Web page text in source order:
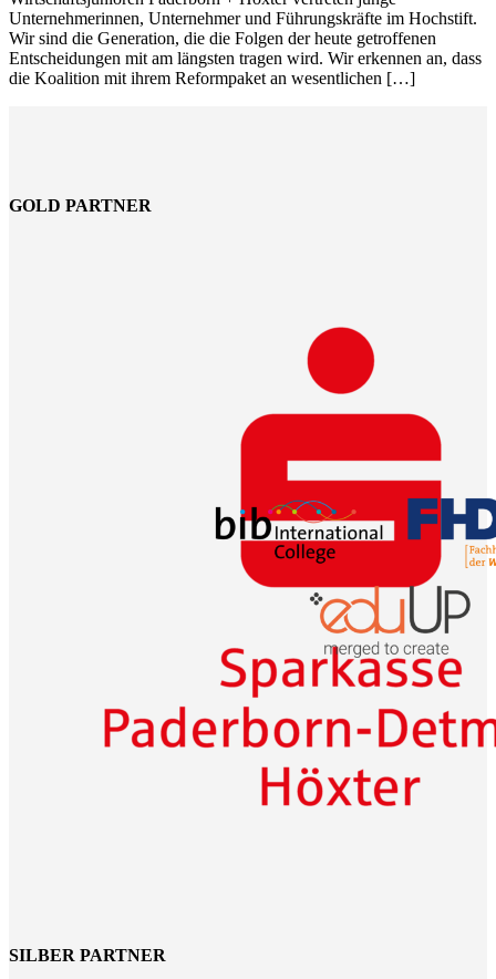
Unternehmerinnen, Unternehmer und Führungskräfte im Hochstift.
Wir sind die Generation, die die Folgen der heute getroffenen
Entscheidungen mit am längsten tragen wird. Wir erkennen an, dass
die Koalition mit ihrem Reformpaket an wesentlichen […]
GOLD PARTNER
SILBER PARTNER